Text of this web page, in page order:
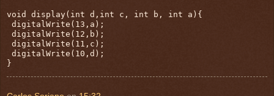
void display(int d,int c, int b, int a){
digitalWrite(13,a);
digitalWrite(12,b);
digitalWrite(11,c);
digitalWrite(10,d);
}